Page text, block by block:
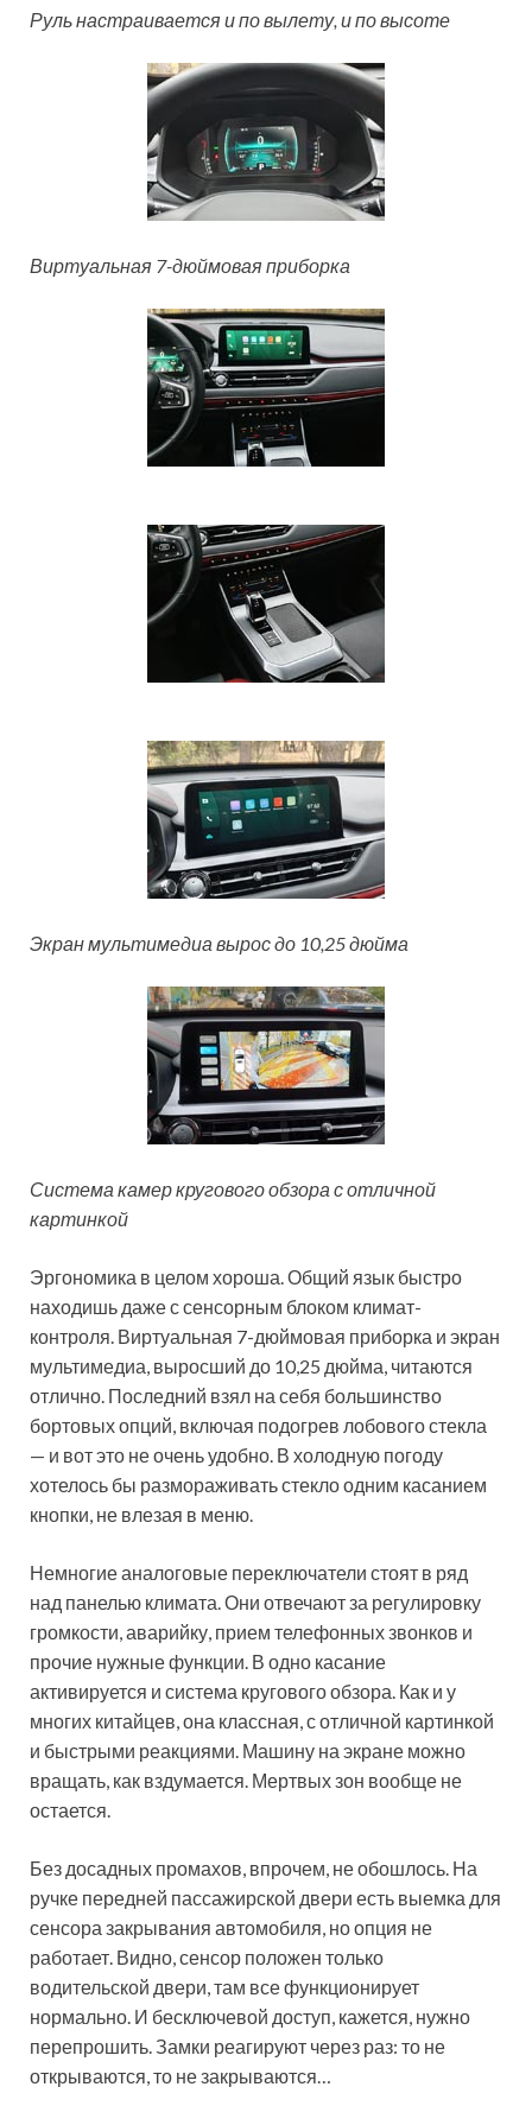
Руль настраивается и по вылету, и по высоте
Виртуальная 7-дюймовая приборка
Экран мультимедиа вырос до 10,25 дюйма
Система камер кругового обзора с отличной
картинкой
Эргономика в целом хороша. Общий язык быстро
находишь даже с сенсорным блоком климат-
контроля. Виртуальная 7-дюймовая приборка и экран
мультимедиа, выросший до 10,25 дюйма, читаются
отлично. Последний взял на себя большинство
бортовых опций, включая подогрев лобового стекла
— и вот это не очень удобно. В холодную погоду
хотелось бы размораживать стекло одним касанием
кнопки, не влезая в меню.
Немногие аналоговые переключатели стоят в ряд
над панелью климата. Они отвечают за регулировку
громкости, аварийку, прием телефонных звонков и
прочие нужные функции. В одно касание
активируется и система кругового обзора. Как и у
многих китайцев, она классная, с отличной картинкой
и быстрыми реакциями. Машину на экране можно
вращать, как вздумается. Мертвых зон вообще не
остается.
Без досадных промахов, впрочем, не обошлось. На
ручке передней пассажирской двери есть выемка для
сенсора закрывания автомобиля, но опция не
работает. Видно, сенсор положен только
водительской двери, там все функционирует
нормально. И бесключевой доступ, кажется, нужно
перепрошить. Замки реагируют через раз: то не
открываются, то не закрываются…